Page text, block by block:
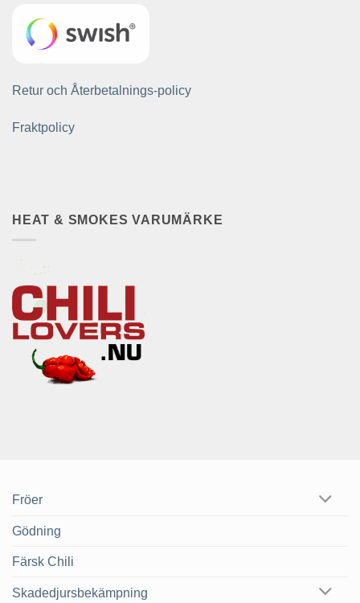
Retur och Återbetalnings-policy
Fraktpolicy
HEAT & SMOKES VARUMÄRKE
Fröer
Gödning
Färsk Chili
Skadedjursbekämpning